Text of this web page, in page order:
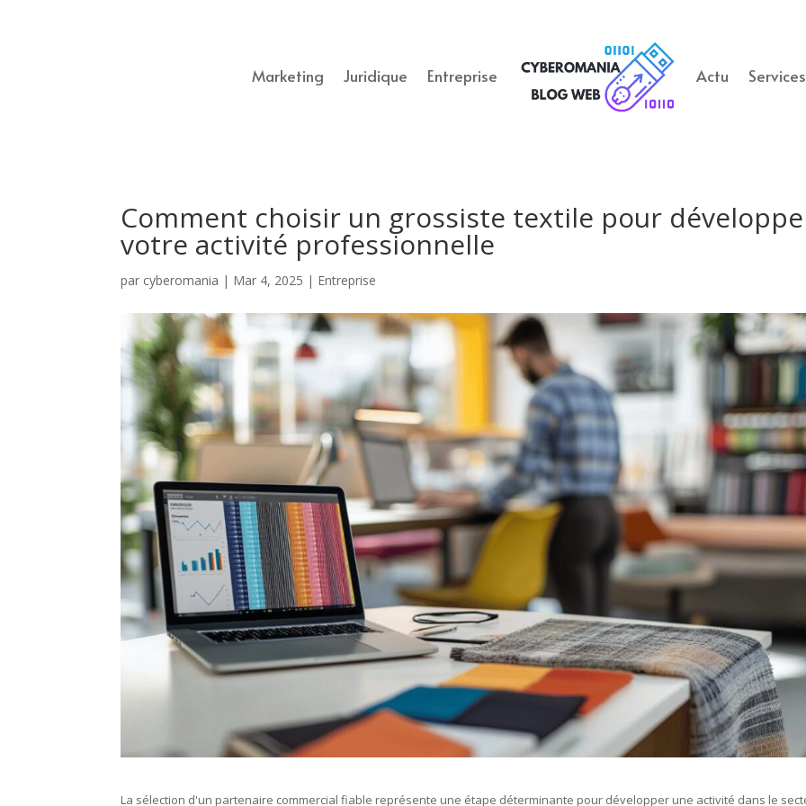
Marketing Juridique Entreprise Actu Services
Comment choisir un grossiste textile pour
votre activité professionnelle
par cyberomania | Mar 4, 2025 | Entreprise
La sélection d'un partenaire commercial fiable représente une étape déterminante pour développer une activité dans le